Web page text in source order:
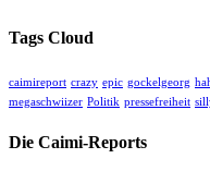
Tags Cloud
caimireport crazy epic gockelgeorg
megaschwiizer Politik pressefreiheit
Die Caimi-Reports